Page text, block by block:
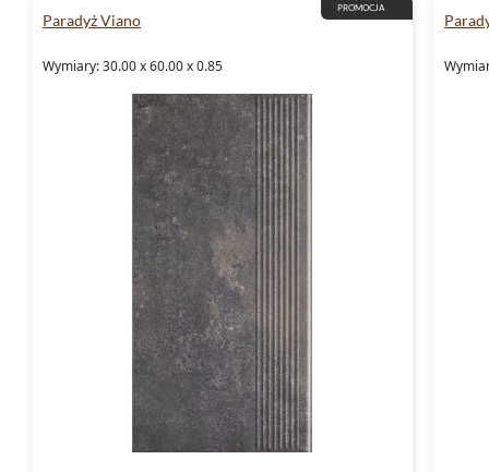
PROMOCJA
Paradyż Viano
Wymiary: 30.00 x 60.00 x 0.85